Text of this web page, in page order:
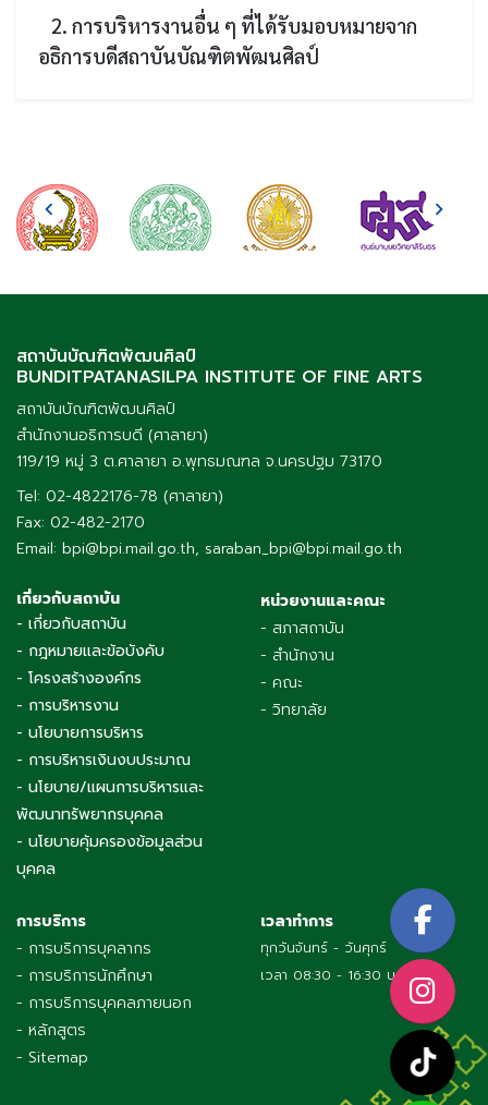
2. การบริหารงานอื่น ๆ ที่ได้รับมอบหมายจาก
อธิการบดีสถาบันบัณฑิตพัฒนศิลป์
สถาบันบัณฑิตพัฒนศิลป์
BUNDITPATANASILPA INSTITUTE OF FINE ARTS
สถาบันบัณฑิตพัฒนศิลป์
สำนักงานอธิการบดี (ศาลายา)
119/19 หมู่ 3 ต.ศาลายา อ.พุทธมณฑล จ.นครปฐม 73170
Tel: 02-4822176-78 (ศาลายา)
Fax: 02-482-2170
Email: bpi@bpi.mail.go.th, saraban_bpi@bpi.mail.go.th
เกี่ยวกับสถาบัน
- เกี่ยวกับสถาบัน
- กฎหมายและข้อบังคับ
- โครงสร้างองค์กร
- การบริหารงาน
- นโยบายการบริหาร
- การบริหารเงินงบประมาณ
- นโยบาย/แผนการบริหารและ
พัฒนาทรัพยากรบุคคล
- นโยบายคุ้มครองข้อมูลส่วน
บุคคล
หน่วยงานและคณะ
- สภาสถาบัน
- สำนักงาน
- คณะ
- วิทยาลัย
การบริการ
- การบริการบุคลากร
- การบริการนักศึกษา
- การบริการบุคคลภายนอก
- หลักสูตร
- Sitemap
เวลาทำการ
ทุกวันจันทร์ - วันศุกร์
เวลา 08:30 - 16:30 น.